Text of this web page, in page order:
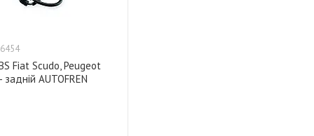
Fiat Scudo, Peugeot
AUTOFREN